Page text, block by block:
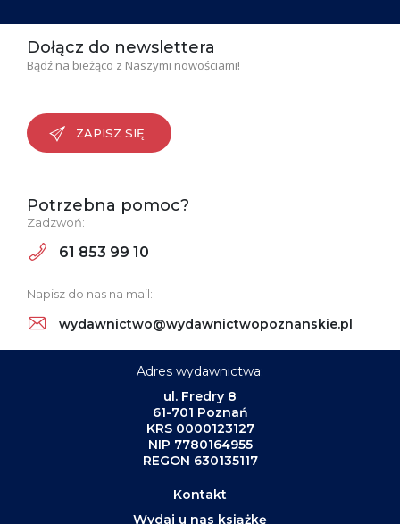
Dołącz do newslettera
Bądź na bieżąco z Naszymi nowościami!
ZAPISZ SIĘ
Potrzebna pomoc?
Zadzwoń:
61 853 99 10
Napisz do nas na mail:
wydawnictwo@wydawnictwopoznanskie.pl
Adres wydawnictwa:
ul. Fredry 8
61-701 Poznań
KRS 0000123127
NIP 7780164955
REGON 630135117
Kontakt
Wydaj u nas książkę